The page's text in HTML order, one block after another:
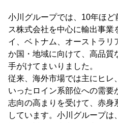
小川グループでは、10年ほ
ス株式会社を中心に輸出事業
イ、ベトナム、オーストラリ
か国・地域に向けて、高品質
手がけてまいりました。
従来、海外市場では主にヒレ
いったロイン系部位への需
志向の高まりを受けて、赤身
しています。小川グループ